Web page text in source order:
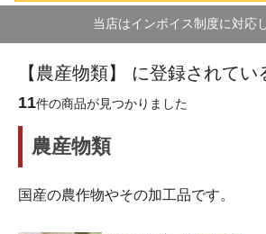
当店はインボイス制度に対応
【農産物類】 に登録されてい
11件の商品が見つかりました
農産物類
国産の農作物やその加工品です。